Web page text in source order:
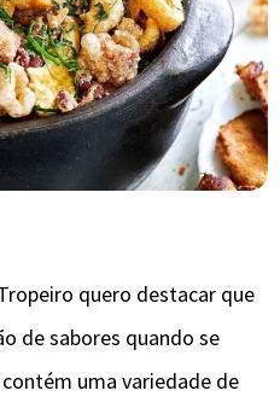
quero destacar que
de sabores quando se
uma variedade de